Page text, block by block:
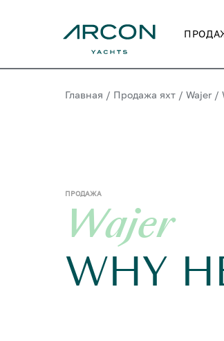
Главная / Продажа яхт / Wajer /
ПРОДАЖА
Wajer
WHY